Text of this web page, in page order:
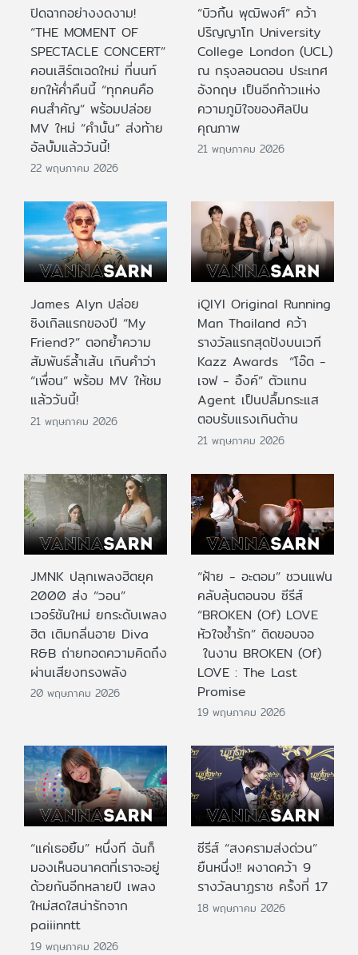
ปิดฉากอย่างงดงาม!
“THE MOMENT OF
SPECTACLE CONCERT”
คอนเสิร์ตเฉดใหม่ ที่นนท์
ยกให้ค่ำคืนนี้ “ทุกคนคือ
คนสำคัญ” พร้อมปล่อย
MV ใหม่ “คำนั้น” ส่งท้าย
อัลบั้มแล้ววันนี้!
22 พฤษภาคม 2026
“บิวกิ้น พุฒิพงศ์” คว้า
ปริญญาโท University
College London (UCL)
ณ กรุงลอนดอน ประเทศ
อังกฤษ เป็นอีกก้าวแห่ง
ความภูมิใจของศิลปิน
คุณภาพ
21 พฤษภาคม 2026
James Alyn ปล่อย
ซิงเกิลแรกของปี “My
Friend?” ตอกย้ำความ
สัมพันธ์ล้ำเส้น เกินคำว่า
“เพื่อน” พร้อม MV ให้ชม
แล้ววันนี้!
21 พฤษภาคม 2026
iQIYI Original Running
Man Thailand คว้า
รางวัลแรกสุดปังบนเวที
Kazz Awards “โอ๊ต -
เจฟ - อิ้งค์” ตัวแทน
Agent เป็นปลื้มกระแส
ตอบรับแรงเกินต้าน
21 พฤษภาคม 2026
JMNK ปลุกเพลงฮิตยุค
2000 ส่ง “วอน”
เวอร์ชันใหม่ ยกระดับเพลง
ฮิต เติมกลิ่นอาย Diva
R&B ถ่ายทอดความคิดถึง
ผ่านเสียงทรงพลัง
20 พฤษภาคม 2026
“ฝ้าย - อะตอม” ชวนแฟน
คลับลุ้นตอนจบ ซีรีส์
“BROKEN (Of) LOVE
หัวใจช้ำรัก” ติดขอบจอ
ในงาน BROKEN (Of)
LOVE : The Last
Promise
19 พฤษภาคม 2026
“แค่เธอยิ้ม” หนึ่งที ฉันก็
มองเห็นอนาคตที่เราจะอยู่
ด้วยกันอีกหลายปี เพลง
ใหม่สดใสน่ารักจาก
paiiinntt
19 พฤษภาคม 2026
ซีรีส์ “สงครามส่งด่วน”
ยืนหนึ่ง!! ผงาดคว้า 9
รางวัลนาฏราช ครั้งที่ 17
18 พฤษภาคม 2026